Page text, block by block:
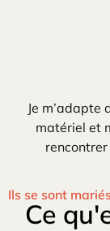
Je m’adapte
matériel et
Ils se sont
Ce